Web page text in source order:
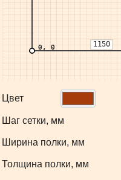
Цвет
Шаг сетки, мм
Ширина полки, мм
Толщина полки, мм